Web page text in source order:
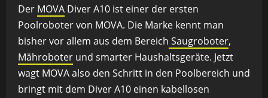
Der MOVA Diver A10 ist einer der ersten
Poolroboter von MOVA. Die Marke kennt man
bisher vor allem aus dem Bereich Saugroboter,
Mähroboter und smarter Haushaltsgeräte. Jetzt
wagt MOVA also den Schritt in den Poolbereich und
bringt mit dem Diver A10 einen kabellosen